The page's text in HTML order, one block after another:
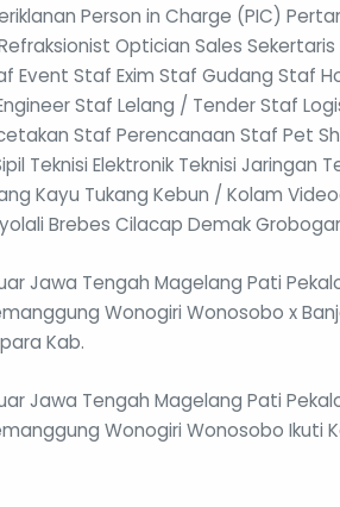
Person in Charge (PIC)
Optician Sales
Staf Exim Staf Gudang Staf
Staf Lelang / Tender Staf
Staf Perencanaan Staf Pet
Elektronik Teknisi Jaringan
Kayu Tukang Kebun / Kolam
Brebes Cilacap Demak
Jawa Tengah Magelang Pati
Wonogiri Wonosobo x
Kab.
Jawa Tengah Magelang Pati
Wonogiri Wonosobo Ikuti